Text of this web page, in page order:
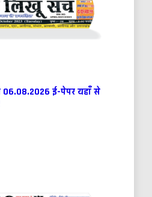
ई-पेपर यहाँ से